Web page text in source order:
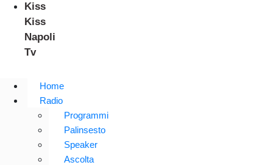
Kiss
Kiss
Napoli
Tv
Home
Radio
Programmi
Palinsesto
Speaker
Ascolta